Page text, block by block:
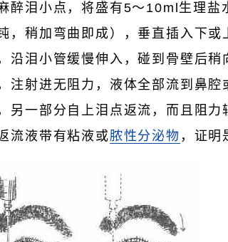
醉泪小点，将盛有5～10ml生理
，稍加弯曲即成），垂直插入下
沿泪小管缓慢伸入，碰到骨壁后
注射进无阻力，液体全部流到鼻
另一部分自上泪点返流，而且阻力
流液带有粘液或脓性分泌物 ，证明